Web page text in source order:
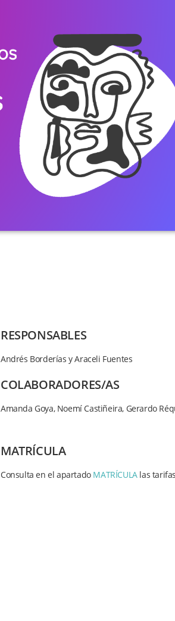
RESPONSABLES
Andrés Borderías y Araceli Fuentes
COLABORADORES/AS
Amanda Goya, Noemí Castiñeira, Gerardo
MATRÍCULA
Consulta en el apartado MATRÍCULAlas